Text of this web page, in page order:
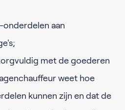
onderdelen aan
met de goederen
weet hoe
kunnen zijn en dat de